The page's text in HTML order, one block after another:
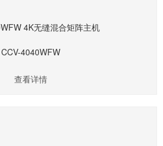
4K无缝混合矩阵主机
CCV-4040WFW
查看详情